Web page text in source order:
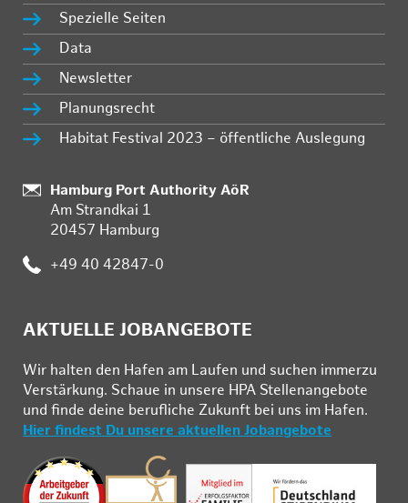
Spezielle Seiten
Data
Newsletter
Planungsrecht
Habitat Festival 2023 – öffentliche Auslegung
Standort:
Hamburg Port Authority AöR
Am Strandkai 1
20457 Hamburg
Telefon:
+49 40 42847-0
AKTUELLE JOBANGEBOTE
Wir hal­ten den Ha­fen am Lau­fen und su­chen im­mer­zu
Ver­stär­kung. Schau­e in un­se­re HPA Stel­len­an­ge­bo­te
und fin­de deine be­ruf­li­che Zu­kunft bei uns im Ha­fen.
Hier findest Du unsere aktuellen Jobangebote